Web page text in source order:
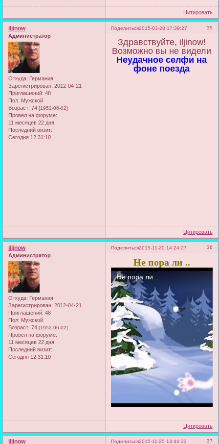
Цитировать
Поделиться 35
2015-03-28 17:39:27
iljinow
Администратор
Откуда: Германия
Зарегистрирован: 2012-04-21
Приглашений: 48
Пол: Мужской
Возраст: 74 [1952-06-02]
Провел на форуме:
11 месяцев 22 дня
Последний визит:
Сегодня 12:31:10
Здравствуйте, iljinow!
Возможно вы не видели
Неудачное селфи на
фоне поезда
Цитировать
Поделиться 36
2015-11-20 14:24:27
iljinow
Администратор
Откуда: Германия
Зарегистрирован: 2012-04-21
Приглашений: 48
Пол: Мужской
Возраст: 74 [1952-06-02]
Провел на форуме:
11 месяцев 22 дня
Последний визит:
Сегодня 12:31:10
Не пора ли ..
Цитировать
Поделиться 37
2015-11-25 13:44:33
iljinow